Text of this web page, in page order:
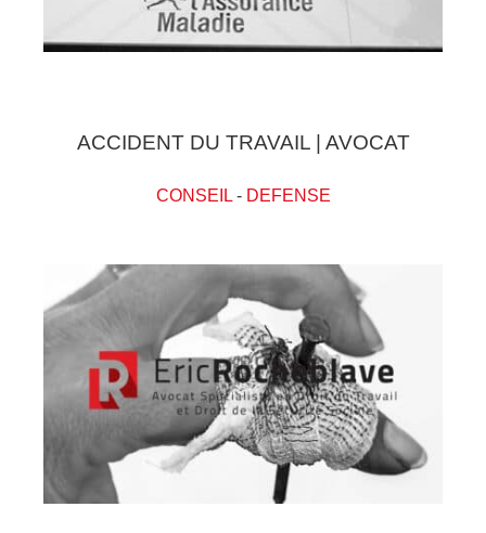
ACCIDENT DU TRAVAIL | AVOCAT
CONSEIL- DEFENSE